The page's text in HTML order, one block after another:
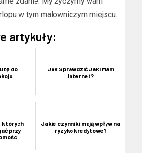
w tym malowniczym miejscu.
artykuły:
do
Jak Sprawdzić Jaki Mam
Internet?
których
przy
Jakie czynniki mają wpływ na
ryzyko kredytowe?